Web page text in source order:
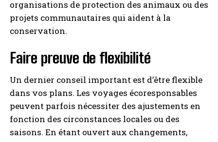
organisations de protection des animaux ou des
projets communautaires qui aident à la
conservation.
Faire preuve de flexibilité
Un dernier conseil important est d’être flexible
dans vos plans. Les voyages écoresponsables
peuvent parfois nécessiter des ajustements en
fonction des circonstances locales ou des
saisons. En étant ouvert aux changements,